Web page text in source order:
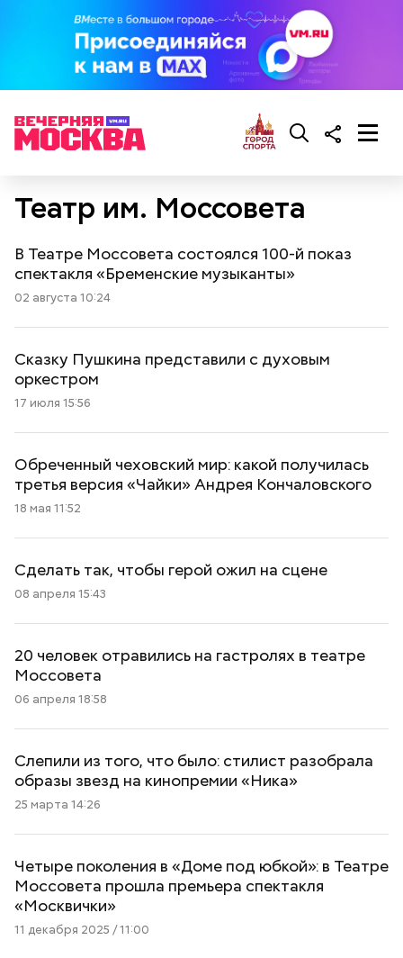
Театр им. Моссовета
В Театре Моссовета состоялся 100-й показ
спектакля «Бременские музыканты»
02 августа 10:24
Сказку Пушкина представили с духовым
оркестром
17 июля 15:56
Обреченный чеховский мир: какой получилась
третья версия «Чайки» Андрея Кончаловского
18 мая 11:52
Сделать так, чтобы герой ожил на сцене
08 апреля 15:43
20 человек отравились на гастролях в театре
Моссовета
06 апреля 18:58
Слепили из того, что было: стилист разобрала
образы звезд на кинопремии «Ника»
25 марта 14:26
Четыре поколения в «Доме под юбкой»: в Театре
Моссовета прошла премьера спектакля
«Москвички»
11 декабря 2025 / 11:00